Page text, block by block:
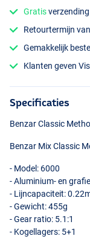
Gratis
Retourtermijn van
Gemakkelijk
Klanten geven
Specificaties
Benzar Classic
Benzar Mix Classic
- Model: 6000
- Aluminium- en
- Lijncapaciteit:
- Gewicht: 455g
- Gear ratio: 5.1:1
- Kogellagers: 5+1